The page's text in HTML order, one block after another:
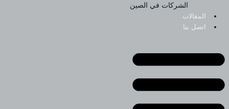
الشركات في الصين
المقالات
اتصل بنا